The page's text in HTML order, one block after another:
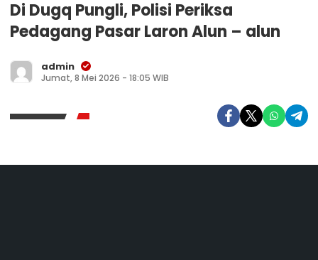
Di Dugq Pungli, Polisi Periksa
Pedagang Pasar Laron Alun – alun
admin
Jumat, 8 Mei 2026 - 18:05 WIB